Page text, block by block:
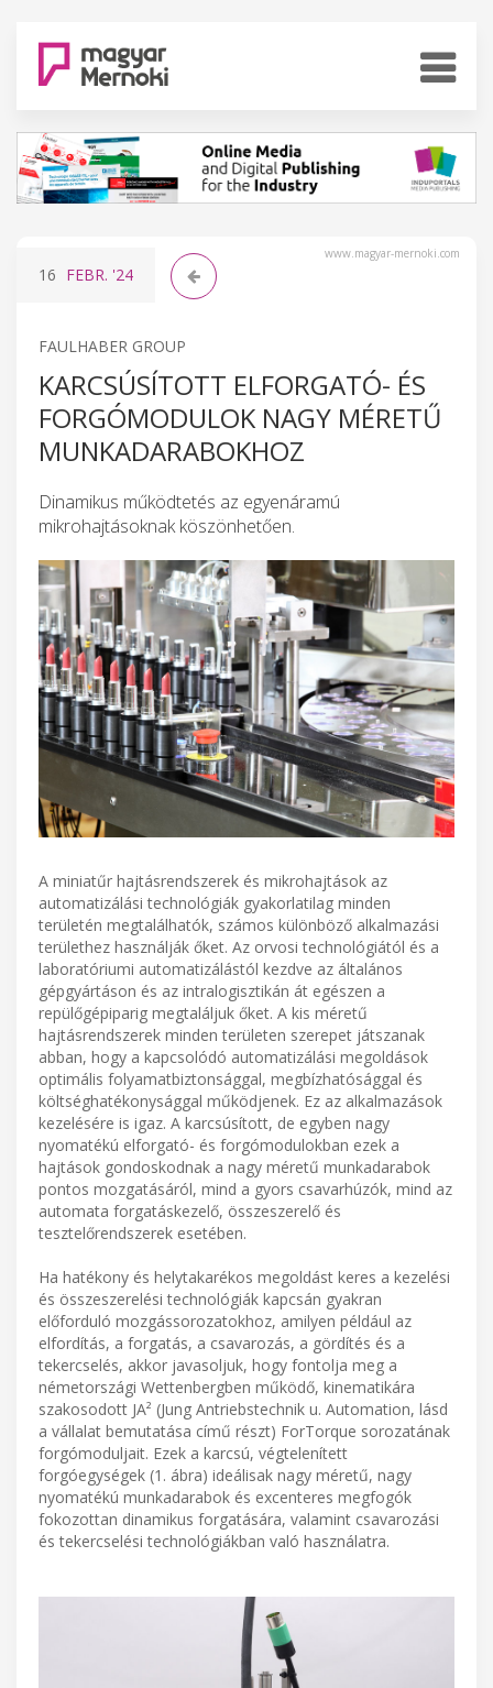
www.magyar-mernoki.com
16 FEBR. '24
FAULHABER GROUP
KARCSÚSÍTOTT ELFORGATÓ- ÉS
FORGÓMODULOK NAGY MÉRETŰ
MUNKADARABOKHOZ
Dinamikus működtetés az egyenáramú
mikrohajtásoknak köszönhetően.
A miniatűr hajtásrendszerek és mikrohajtások az
automatizálási technológiák gyakorlatilag minden
területén megtalálhatók, számos különböző alkalmazási
területhez használják őket. Az orvosi technológiától és a
laboratóriumi automatizálástól kezdve az általános
gépgyártáson és az intralogisztikán át egészen a
repülőgépiparig megtaláljuk őket. A kis méretű
hajtásrendszerek minden területen szerepet játszanak
abban, hogy a kapcsolódó automatizálási megoldások
optimális folyamatbiztonsággal, megbízhatósággal és
költséghatékonysággal működjenek. Ez az alkalmazások
kezelésére is igaz. A karcsúsított, de egyben nagy
nyomatékú elforgató- és forgómodulokban ezek a
hajtások gondoskodnak a nagy méretű munkadarabok
pontos mozgatásáról, mind a gyors csavarhúzók, mind az
automata forgatáskezelő, összeszerelő és
tesztelőrendszerek esetében.
Ha hatékony és helytakarékos megoldást keres a kezelési
és összeszerelési technológiák kapcsán gyakran
előforduló mozgássorozatokhoz, amilyen például az
elfordítás, a forgatás, a csavarozás, a gördítés és a
tekercselés, akkor javasoljuk, hogy fontolja meg a
németországi Wettenbergben működő, kinematikára
szakosodott JA² (Jung Antriebstechnik u. Automation, lásd
a vállalat bemutatása című részt) ForTorque sorozatának
forgómoduljait. Ezek a karcsú, végtelenített
forgóegységek (1. ábra) ideálisak nagy méretű, nagy
nyomatékú munkadarabok és excenteres megfogók
fokozottan dinamikus forgatására, valamint csavarozási
és tekercselési technológiákban való használatra.